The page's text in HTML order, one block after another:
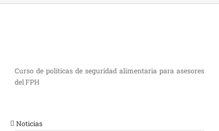
Curso de políticas de seguridad alimentaria para asesores
del FPH
Noticias